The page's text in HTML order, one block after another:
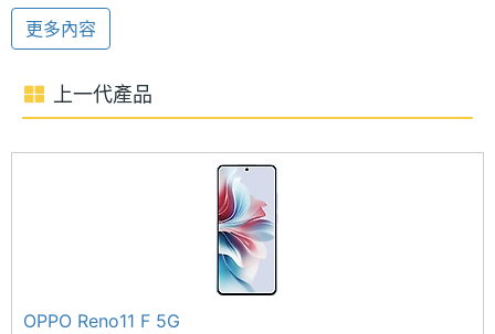
能；續航方面，配備 5,000mAh 電池，支援 45W 超
級閃充。
AI 影像修圖功能
OPPO Reno12 F 5G (12GB/256GB) 後置 5,000 萬畫
素主鏡頭 + 800 萬畫素超廣角鏡頭 + 200 萬畫素微距
鏡頭，支援專業人像模式、前後多景錄影，同時内建
一系列 AI 影像修圖功能，包括 AI 閉眼修復、AI 物件
消除、AI 影像摳圖等。前置 3,200 萬畫素鏡頭，支援
記憶體
格式
ROM儲
256 GB
最大擴
2 TB
5G開箱跑分、相機實
測
更多內容
上一代產品
OPPO Reno11 F 5G